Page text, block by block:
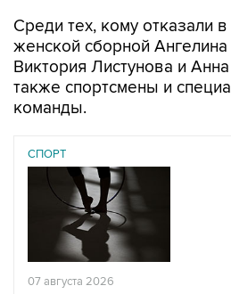
Среди тех, кому отказали
женской сборной
Виктория Листунова и
также спортсмены и
команды.
СПОРТ
07 августа 2026